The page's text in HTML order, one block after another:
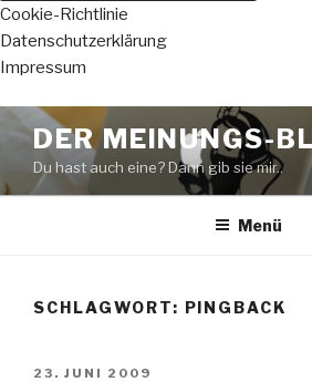
Cookie-Richtlinie
Datenschutzerklärung
Impressum
Zum
Inhalt
springen
DER MEINUNGS-
Du hast auch eine? Dann gib sie mir..
Menü
SCHLAGWORT: PINGBACK
VERÖFFENTLICHT
23. JUNI 2009